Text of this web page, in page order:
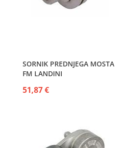
SORNIK PREDNJEGA MOSTA
FM LANDINI
51,87 €